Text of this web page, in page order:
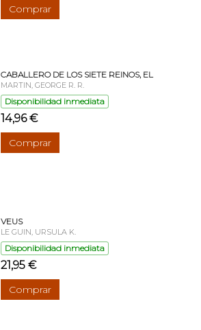
Comprar
CABALLERO DE LOS SIETE REINOS, EL
MARTIN, GEORGE R. R.
Disponibilidad inmediata
14,96 €
Comprar
VEUS
LE GUIN, URSULA K.
Disponibilidad inmediata
21,95 €
Comprar